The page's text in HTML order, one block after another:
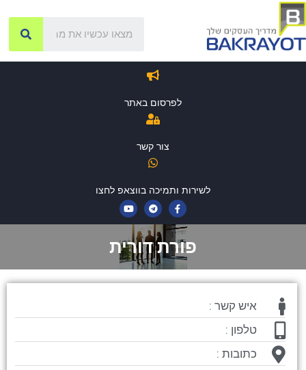
לפרסום באתר
צור קשר
לשירות ותמיכה בווצאפ לחצו
פורת דורית
איש קשר :
טלפון :
כתובות :